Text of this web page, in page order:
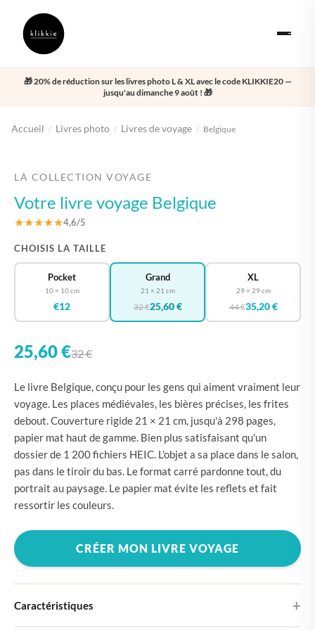
🎁 20% de réduction sur les livres photo L & XL avec le code KLIKKIE20 —
jusqu'au dimanche 9 août ! 🎁
Accueil / Livres photo / Livres de voyage / Belgique
LA COLLECTION VOYAGE
Votre livre voyage Belgique
★★★★★4,6/5
CHOISIS LA TAILLE
Pocket
10 × 10 cm
€12
Grand
21 × 21 cm
32 €25,60 €
XL
29 × 29 cm
44 €35,20 €
25,60 €32 €
Le livre Belgique, conçu pour les gens qui aiment vraiment leur
voyage. Les places médiévales, les bières précises, les frites
debout. Couverture rigide 21 × 21 cm, jusqu'à 298 pages,
papier mat haut de gamme. Bien plus satisfaisant qu'un
dossier de 1 200 fichiers HEIC. L'objet a sa place dans le salon,
pas dans le tiroir du bas. Le format carré pardonne tout, du
portrait au paysage. Le papier mat évite les reflets et fait
ressortir les couleurs.
CRÉER MON LIVRE VOYAGE
Caractéristiques